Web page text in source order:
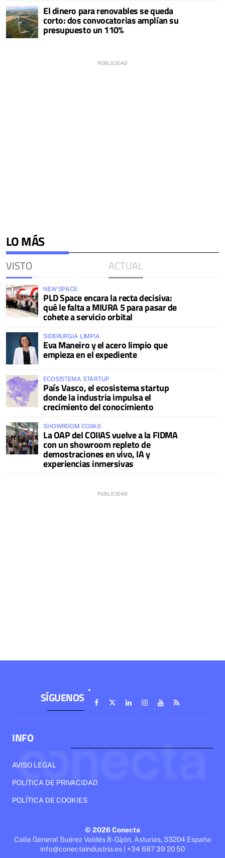
El dinero para renovables se queda
corto: dos convocatorias amplían su
presupuesto un 110%
LO MÁS
VISTO ACTUAL
NEW SPACE
PLD Space encara la recta decisiva:
qué le falta a MIURA 5 para pasar de
cohete a servicio orbital
SIDERURGIA LIMPIA
Eva Maneiro y el acero limpio que
empieza en el expediente
ECOSISTEMA STARTUP
País Vasco, el ecosistema startup
donde la industria impulsa el
crecimiento del conocimiento
SHOWROOM COIIAS
La OAP del COIIAS vuelve a la FIDMA
con un showroom repleto de
demostraciones en vivo, IA y
experiencias inmersivas
SÍGUENOS
INFO
AVISO LEGAL
POLÍTICA DE PRIVACIDAD
POLÍTICA DE COOKIES
© 2026 Conecta
Calle General Suárez Valdés 8 - Gijón, Asturias, 33204 España
info@conectaindustria.es | +34 687 39 20 50